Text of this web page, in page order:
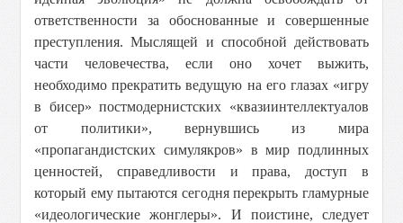
ответственности за обоснованные и совершенные
преступления. Мыслящей и способной действовать
части человечества, если оно хочет выжить,
необходимо прекратить ведущую на его глазах «игру
в бисер» постмодернистских «квазиинтеллектуалов
от политики», вернувшись из мира
«пропагандистских симулякров» в мир подлинных
ценностей, справедливости и права, доступ в
который ему пытаются сегодня перекрыть гламурные
«идеологические жонглеры». И поистине, следует